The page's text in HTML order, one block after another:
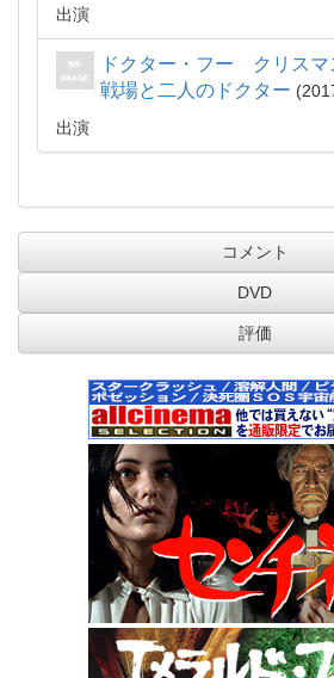
出演
ドクター・フー クリスマ
戦場と二人のドクター
出演
コメント
DVD
評価